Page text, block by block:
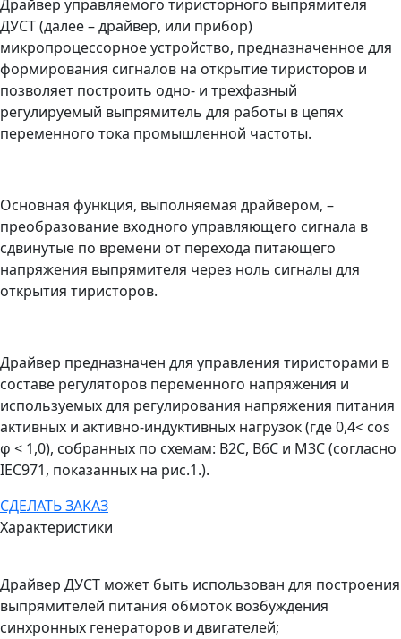
Драйвер управляемого тиристорного выпрямителя
ДУСТ (далее – драйвер, или прибор)
микропроцессорное устройство, предназначенное для
формирования сигналов на открытие тиристоров и
позволяет построить одно- и трехфазный
регулируемый выпрямитель для работы в цепях
переменного тока промышленной частоты.
Основная функция, выполняемая драйвером, –
преобразование входного управляющего сигнала в
сдвинутые по времени от перехода питающего
напряжения выпрямителя через ноль сигналы для
открытия тиристоров.
Драйвер предназначен для управления тиристорами в
составе регуляторов переменного напряжения и
используемых для регулирования напряжения питания
активных и активно-индуктивных нагрузок (где 0,4< cos
φ < 1,0), собранных по схемам: B2C, B6C и M3C(согласно
IEC971, показанных на рис.1.).
СДЕЛАТЬ ЗАКАЗ
Характеристики
Драйвер ДУСТ может быть использован для построения
выпрямителей питания обмоток возбуждения
синхронных генераторов и двигателей;